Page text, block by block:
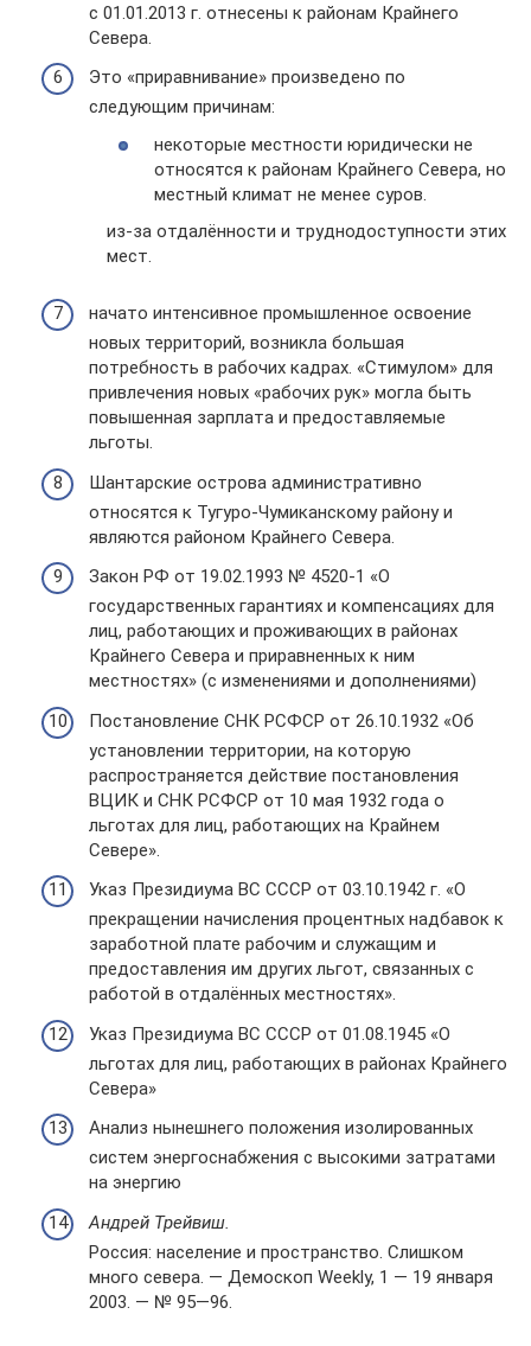
с 01.01.2013 г. отнесены к районам Крайнего
Севера.
Это «приравнивание» произведено по
следующим причинам:
некоторые местности юридически не
относятся к районам Крайнего Севера, но
местный климат не менее суров.
из-за отдалённости и труднодоступности этих
мест.
начато интенсивное промышленное освоение
новых территорий, возникла большая
потребность в рабочих кадрах. «Стимулом» для
привлечения новых «рабочих рук» могла быть
повышенная зарплата и предоставляемые
льготы.
Шантарские острова административно
относятся к Тугуро-Чумиканскому району и
являются районом Крайнего Севера.
Закон РФ от 19.02.1993 № 4520-1 «О
государственных гарантиях и компенсациях для
лиц, работающих и проживающих в районах
Крайнего Севера и приравненных к ним
местностях» (с изменениями и дополнениями)
Постановление СНК РСФСР от 26.10.1932 «Об
установлении территории, на которую
распространяется действие постановления
ВЦИК и СНК РСФСР от 10 мая 1932 года о
льготах для лиц, работающих на Крайнем
Севере».
Указ Президиума ВС СССР от 03.10.1942 г. «О
прекращении начисления процентных надбавок к
заработной плате рабочим и служащим и
предоставления им других льгот, связанных с
работой в отдалённых местностях».
Указ Президиума ВС СССР от 01.08.1945 «О
льготах для лиц, работающих в районах Крайнего
Севера»
Анализ нынешнего положения изолированных
систем энергоснабжения с высокими затратами
на энергию
Андрей Трейвиш.
Россия: население и пространство. Слишком
много севера. — Демоскоп Weekly, 1 — 19 января
2003. — № 95—96.